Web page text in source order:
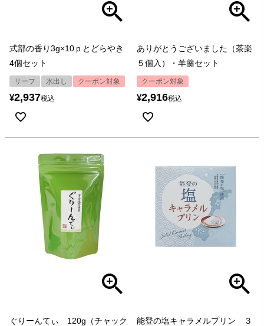
式部の香り3g×10ｐとどらやき
4個セット
リーフ 水出し クーポン対象
¥2,937税込
ありがとうございました（茶楽
５個入）・羊羹セット
クーポン対象
¥2,916税込
ぐりーんてぃ 120g（チャック
能登の塩キャラメルプリン ３